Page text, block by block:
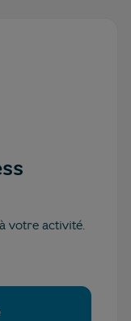
votre activité.